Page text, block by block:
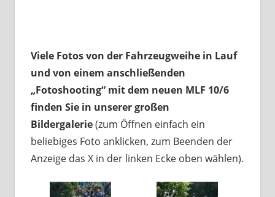
Viele Fotos von der Fahrzeugweihe in Lauf
und von einem anschließenden
„Fotoshooting“ mit dem neuen MLF 10/6
finden Sie in unserer großen
Bildergalerie(zum Öffnen einfach ein
beliebiges Foto anklicken, zum Beenden der
Anzeige das X in der linken Ecke oben wählen).